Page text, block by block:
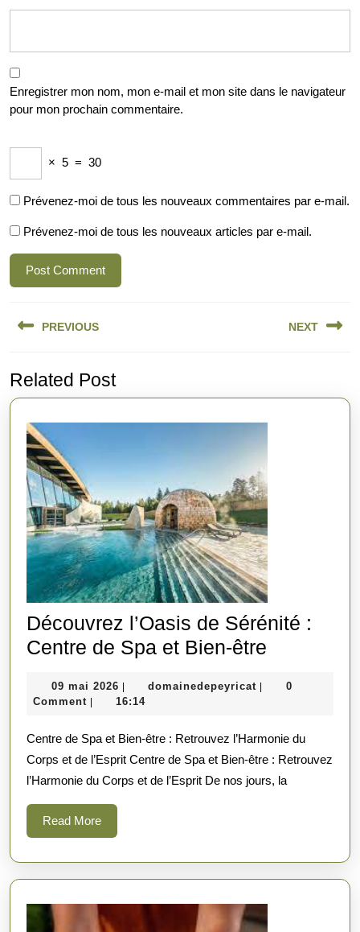
Enregistrer mon nom, mon e-mail et mon site dans le navigateur
pour mon prochain commentaire.
× 5 = 30
Prévenez-moi de tous les nouveaux commentaires par e-mail.
Prévenez-moi de tous les nouveaux articles par e-mail.
de
PREVIOUS
post:
NEXT
Related Post
Découvrez l’Oasis de Sérénité :
Centre de Spa et Bien-être
de
:
Centre
de
Bien-
09 mai 2026 09
mai
domainedepeyricat
0
Comment
16:14
Centre de Spa et Bien-être : Retrouvez l’Harmonie du
Corps et de l’Esprit Centre de Spa et Bien-être : Retrouvez
l’Harmonie du Corps et de l’Esprit De nos jours, la
Read MoreRead
More